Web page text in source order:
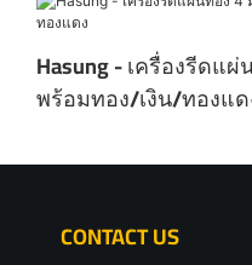
Hasung - เครื่องรีดแ
พร้อมทอง/เงิน/ทองแ
CONTACT US